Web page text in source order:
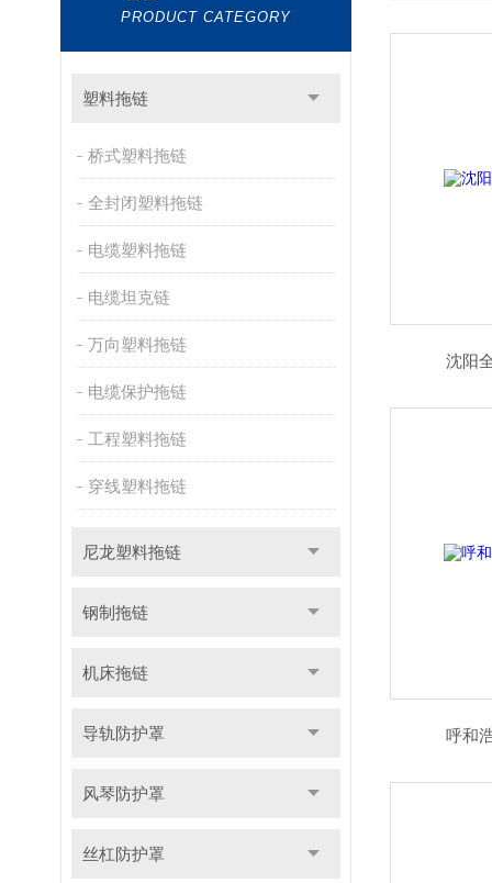
PRODUCT CATEGORY
塑料拖链
桥式塑料拖链
全封闭塑料拖链
电缆塑料拖链
电缆坦克链
万向塑料拖链
电缆保护拖链
工程塑料拖链
穿线塑料拖链
尼龙塑料拖链
钢制拖链
机床拖链
导轨防护罩
风琴防护罩
丝杠防护罩
沈阳
呼和